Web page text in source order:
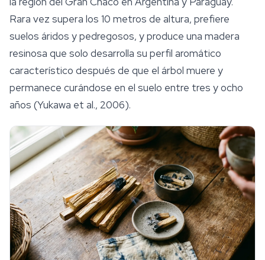
Rara vez supera los 10 metros de altura, prefiere
suelos áridos y pedregosos, y produce una madera
resinosa que solo desarrolla su perfil aromático
característico después de que el árbol muere y
permanece curándose en el suelo entre tres y ocho
años (Yukawa et al., 2006).